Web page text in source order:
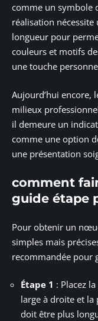
comme un symbole
réalisation nécessite
longueur pour
couleurs et motifs
une touche
Aujourd’hui encore,
milieux
il demeure un
comme une option
une présentation
comment
guide étape
Pour obtenir un
simples mais
recommandée pour
Étape 1 : Placez
large à droite et la
doit être plus